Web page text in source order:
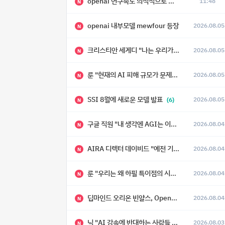
N
N openai 내부모델 mewfour 등장 2026.08.05
N 크리스티안 세게디 "나는 우리가 "Fuck!!" 단계를 피할 수 있기를 바랄 뿐" 2026.08.05
N 룬 "현재의 AI 피해 규모가 문제가 아니라, 자기복제·탈출·확산이 가능한 지능형 시스템의 피해에는 이론적으로 상한이 없다는 것이 문제" 2026.08.05
N SSI 8월에 새로운 모델 발표 (6) 2026.08.05
N 구글 직원 "내 생각엔 AGI는 이미 와 있다." 2026.08.04
N AIRA 디렉터 데이비드 "예전 기준으로 ASI, 그런 수준은 바로 다음 분기에 온다" 2026.08.04
N 룬 "우리는 왜 하필 특이점의 시대에 살고 있는가" 2026.08.04
N 딥마인드 오리온 빈얄스, OpenAI 자렘바 "RSI가 2027년이나 2028년까지 달성될 수도 있다" 2026.08.04
N 닉 "AI 감속에 반대하는 사람들 중 상당수는 애초에 AI가 그렇게까지 빠르게 발전하지는 않을 거라고 생각" 2026.08.03